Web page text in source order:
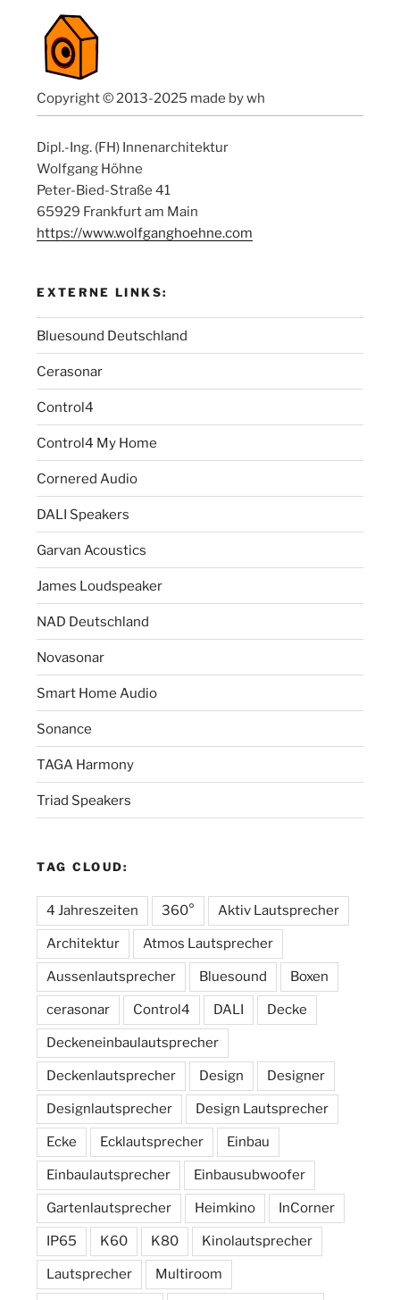
Copyright © 2013-2025 made by wh
Dipl.-Ing. (FH) Innenarchitektur
Wolfgang Höhne
Peter-Bied-Straße 41
65929 Frankfurt am Main
https://www.wolfganghoehne.com
EXTERNE LINKS:
Bluesound Deutschland
Cerasonar
Control4
Control4 My Home
Cornered Audio
DALI Speakers
Garvan Acoustics
James Loudspeaker
NAD Deutschland
Novasonar
Smart Home Audio
Sonance
TAGA Harmony
Triad Speakers
TAG CLOUD:
4 Jahreszeiten 360° Aktiv Lautsprecher
Architektur Atmos Lautsprecher
Aussenlautsprecher Bluesound Boxen
cerasonar Control4 DALI Decke
Deckeneinbaulautsprecher
Deckenlautsprecher Design Designer
Designlautsprecher Design Lautsprecher
Ecke Ecklautsprecher Einbau
Einbaulautsprecher Einbausubwoofer
Gartenlautsprecher Heimkino InCorner
IP65 K60 K80 Kinolautsprecher
Lautsprecher Multiroom